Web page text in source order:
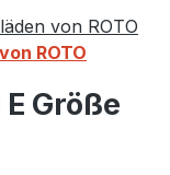
von ROTO
ROTO
Größe